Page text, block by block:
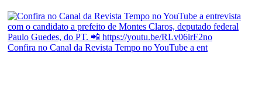
Confira no Canal da Revista Tempo no YouTube a ent